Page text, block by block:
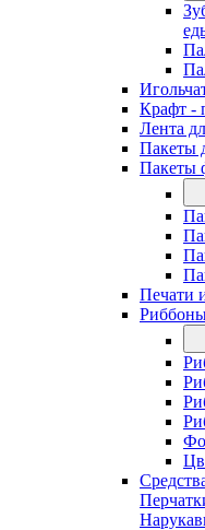
Крафт -
Лента
Пакеты
Пакеты
Печати